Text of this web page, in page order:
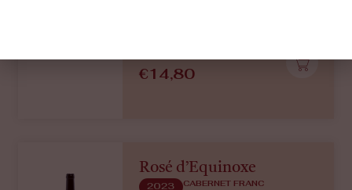
€14,80
Rosé d’Equinoxe
2023 CABERNET FRANC